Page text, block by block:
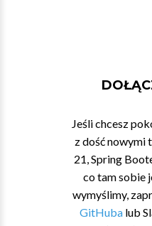
Jeśli chcesz
z dość nowymi
21, Spring
co tam sobie
wymyślimy,
GitHubalub